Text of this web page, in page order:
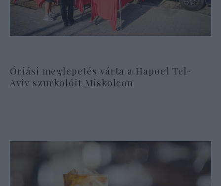
Óriási meglepetés várta a Hapoel Tel-
Aviv szurkolóit Miskolcon